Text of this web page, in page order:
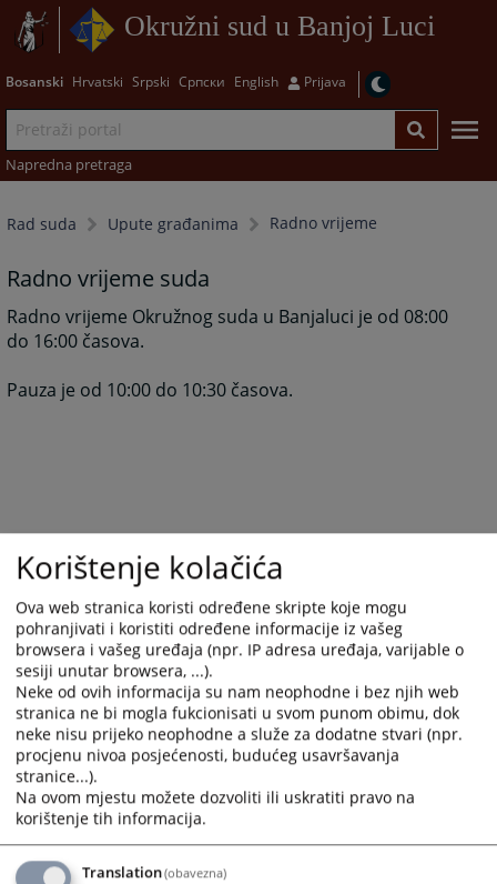
Okružni sud u Banjoj Luci
Bosanski Hrvatski Srpski Српски English Prijava
Napredna pretraga
Rad suda Upute građanima Radno vrijeme
Radno vrijeme suda
Radno vrijeme Okružnog suda u Banjaluci je od 08:00
do 16:00 časova.
Pauza je od 10:00 do 10:30 časova.
6325 PREGLEDA
Korištenje kolačića
Ova web stranica koristi određene skripte koje mogu
pohranjivati i koristiti određene informacije iz vašeg
browsera i vašeg uređaja (npr. IP adresa uređaja, varijable o
sesiji unutar browsera, ...).
Neke od ovih informacija su nam neophodne i bez njih web
stranica ne bi mogla fukcionisati u svom punom obimu, dok
neke nisu prijeko neophodne a služe za dodatne stvari (npr.
procjenu nivoa posjećenosti, budućeg usavršavanja
stranice...).
Na ovom mjestu možete dozvoliti ili uskratiti pravo na
korištenje tih informacija.
Translation(obavezna)